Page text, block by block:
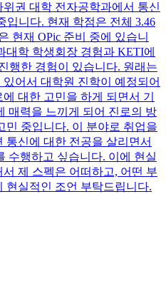
권 대학 전자공학과에서 통신
입니다. 현재 학점은 전체 3.46
현재 OPic 준비 중에 있습니
대학 학생회장 경험과 KETI에
행한 경험이 있습니다. 원래는
어서 대학원 진학이 예정되어
대한 고민을 하게 되면서 기
매력을 느끼게 되어 진로의 방
민 중입니다. 이 분야로 취업을
통신에 대한 전공을 살리면서
수행하고 싶습니다. 이에 현실
제 스펙은 어떠하고, 어떤 부
현실적인 조언 부탁드립니다.